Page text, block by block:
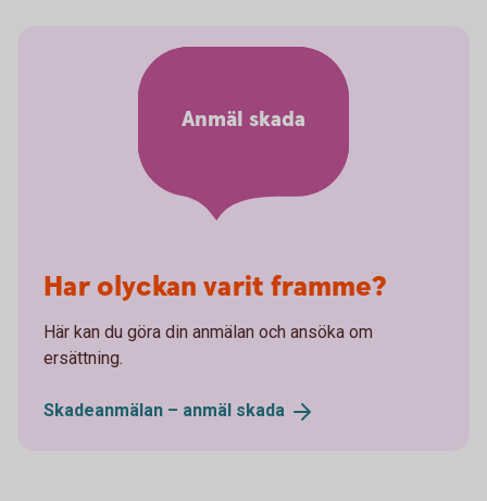
Anmäl skada
Har olyckan varit framme?
Här kan du göra din anmälan och ansöka om
ersättning.
Skadeanmälan – anmäl skada